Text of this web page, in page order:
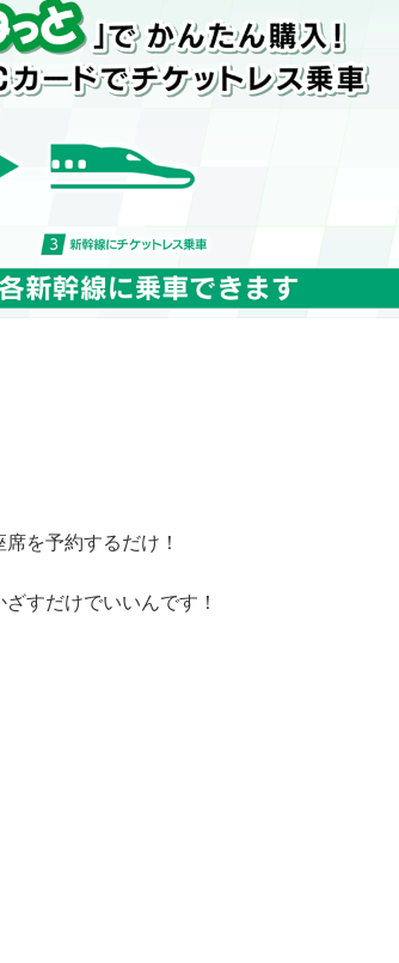
を予約するだけ！
すだけでいいんです！